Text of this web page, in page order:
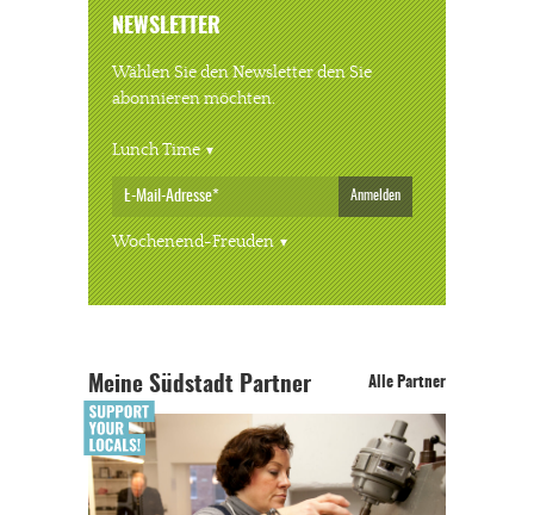
NEWSLETTER
Wählen Sie den Newsletter den Sie
abonnieren möchten.
Lunch Time
Anmelden
Wochenend-Freuden
Meine Südstadt Partner Alle Partner